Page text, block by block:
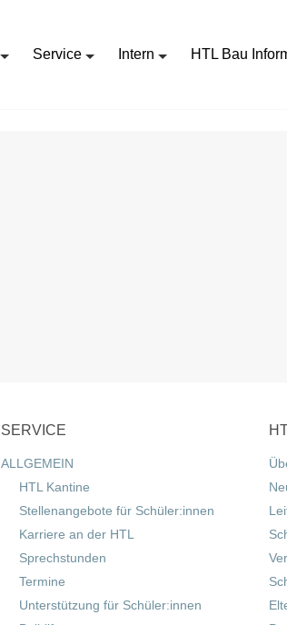
Service Intern HTL Bau
SERVICE
ALLGEMEIN
HTL Kantine
Stellenangebote für Schüler:innen
Karriere an der HTL
Sprechstunden
Termine
Unterstützung für Schüler:innen